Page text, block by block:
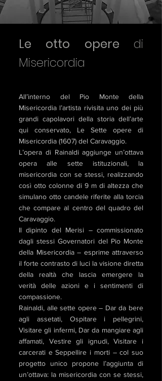
Le otto opere di
Misericordia
All’interno del Pio Monte della
Misericordia l’artista rivisita uno dei più
grandi capolavori della storia dell’arte
qui conservato, Le Sette opere di
Misericordia (1607) del Caravaggio.
L’opera di Rainaldi aggiunge un’ottava
opera alle sette istituzionali, la
misericordia con se stessi, realizzando
così otto colonne di 9 m di altezza che
simulano otto candele riferite alla torcia
che compare al centro del quadro del
Caravaggio.
Il dipinto del Merisi – commissionato
dagli stessi Governatori del Pio Monte
della Misericordia – esprime attraverso
il forte contrasto di luci la visione diretta
della realtà che lascia emergere la
verità delle azioni e i sentimenti di
compassione.
Rainaldi, alle sette opere – Dar da bere
agli assetati, Ospitare i pellegrini,
Visitare gli infermi, Dar da mangiare agli
affamati, Vestire gli ignudi, Visitare i
carcerati e Seppellire i morti – col suo
progetto unico propone l’aggiunta di
un’ottava: la misericordia con se stessi,